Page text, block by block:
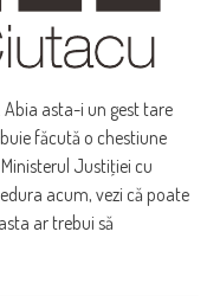
Abia asta-i un gest tare
făcută o chestiune
Justiţiei cu
acum, vezi că poate
ar trebui să